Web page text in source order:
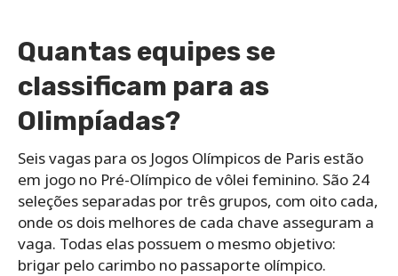
Quantas equipes se
classificam para as
Olimpíadas?
Seis vagas para os Jogos Olímpicos de Paris estão
em jogo no Pré-Olímpico de vôlei feminino. São 24
seleções separadas por três grupos, com oito cada,
onde os dois melhores de cada chave asseguram a
vaga. Todas elas possuem o mesmo objetivo:
brigar pelo carimbo no passaporte olímpico.